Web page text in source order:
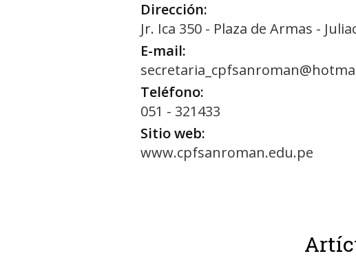
Dirección:
Jr. Ica 350 - Plaza de Armas -
E-mail:
Teléfono:
051 - 321433
Sitio web:
www.cpfsanroman.edu.pe